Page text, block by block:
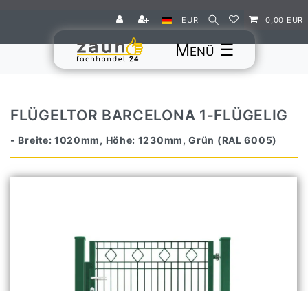
EUR 0,00 EUR
☰
FLÜGELTOR BARCELONA 1-FLÜGELIG
- Breite: 1020mm, Höhe: 1230mm, Grün (RAL 6005)